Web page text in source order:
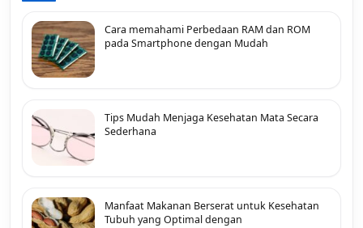
Cara memahami Perbedaan RAM dan ROM
pada Smartphone dengan Mudah
Tips Mudah Menjaga Kesehatan Mata Secara
Sederhana
Manfaat Makanan Berserat untuk Kesehatan
Tubuh yang Optimal dengan